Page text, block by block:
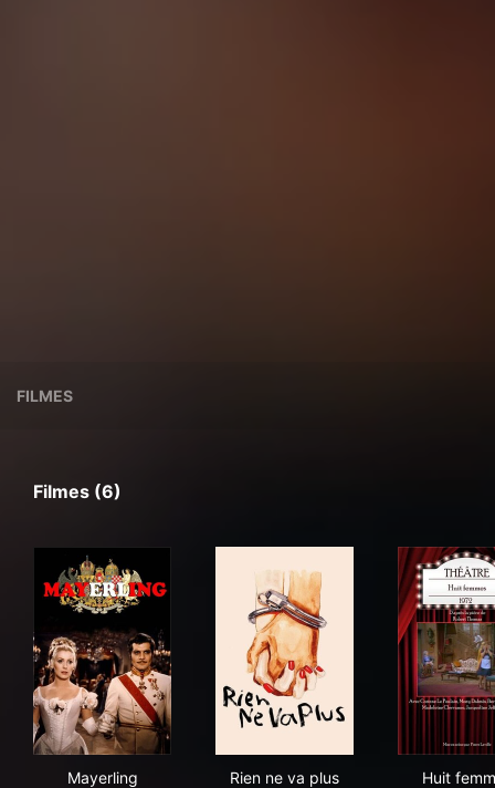
FILMES
Filmes (6)
Mayerling
Rien ne va plus
Huit